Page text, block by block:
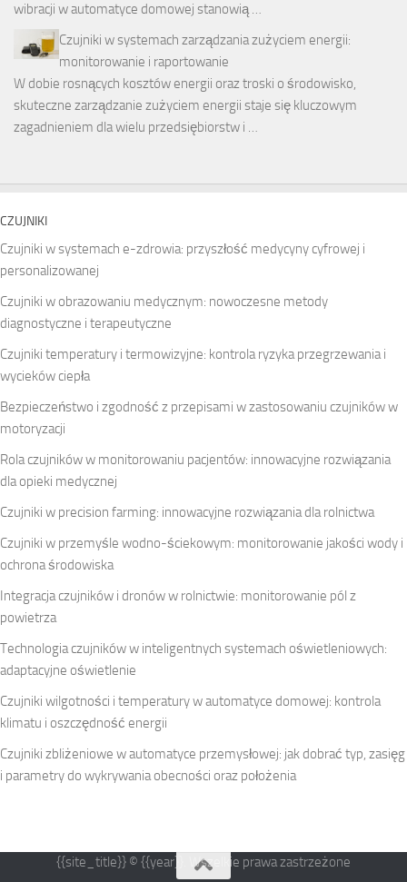
wibracji w automatyce domowej stanowią …
Czujniki w systemach zarządzania zużyciem energii:
monitorowanie i raportowanie
W dobie rosnących kosztów energii oraz troski o środowisko,
skuteczne zarządzanie zużyciem energii staje się kluczowym
zagadnieniem dla wielu przedsiębiorstw i …
CZUJNIKI
Czujniki w systemach e-zdrowia: przyszłość medycyny cyfrowej i
personalizowanej
Czujniki w obrazowaniu medycznym: nowoczesne metody
diagnostyczne i terapeutyczne
Czujniki temperatury i termowizyjne: kontrola ryzyka przegrzewania i
wycieków ciepła
Bezpieczeństwo i zgodność z przepisami w zastosowaniu czujników w
motoryzacji
Rola czujników w monitorowaniu pacjentów: innowacyjne rozwiązania
dla opieki medycznej
Czujniki w precision farming: innowacyjne rozwiązania dla rolnictwa
Czujniki w przemyśle wodno-ściekowym: monitorowanie jakości wody i
ochrona środowiska
Integracja czujników i dronów w rolnictwie: monitorowanie pól z
powietrza
Technologia czujników w inteligentnych systemach oświetleniowych:
adaptacyjne oświetlenie
Czujniki wilgotności i temperatury w automatyce domowej: kontrola
klimatu i oszczędność energii
Czujniki zbliżeniowe w automatyce przemysłowej: jak dobrać typ, zasięg
i parametry do wykrywania obecności oraz położenia
{{site_title}} © {{year}}. Wszelkie prawa zastrzeżone